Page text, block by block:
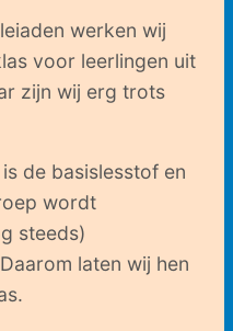
werken wij
voor leerlingen uit
zijn wij erg trots
de basislesstof en
wordt
steeds)
laten wij hen